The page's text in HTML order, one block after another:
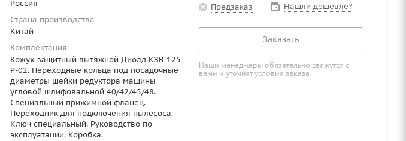
Россия
Страна производства
Китай
Комплектация
Кожух защитный вытяжной Диолд КЗВ-125
Р-02. Переходные кольца под посадочные
диаметры шейки редуктора машины
угловой шлифовальной 40/42/45/48.
Специальный прижимной фланец.
Переходник для подключения пылесоса.
Ключ специальный. Руководство по
эксплуатации. Коробка.
Предзаказ Нашли дешевле?
Заказать
Наши менеджеры обязательно свяжутся с
вами и уточнят условия заказа